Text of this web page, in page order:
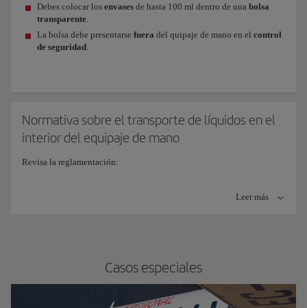
Debes colocar los envases de hasta 100 ml dentro de una bolsa
transparente
La bolsa debe presentarse fuera del quipaje de mano en el control
de seguridad
Normativa sobre el transporte de líquidos en el
interior del equipaje de mano
Revisa la reglamentación:
l de su contenido.
: Salvo en los aeropuertos
Leer más
Casos especiales